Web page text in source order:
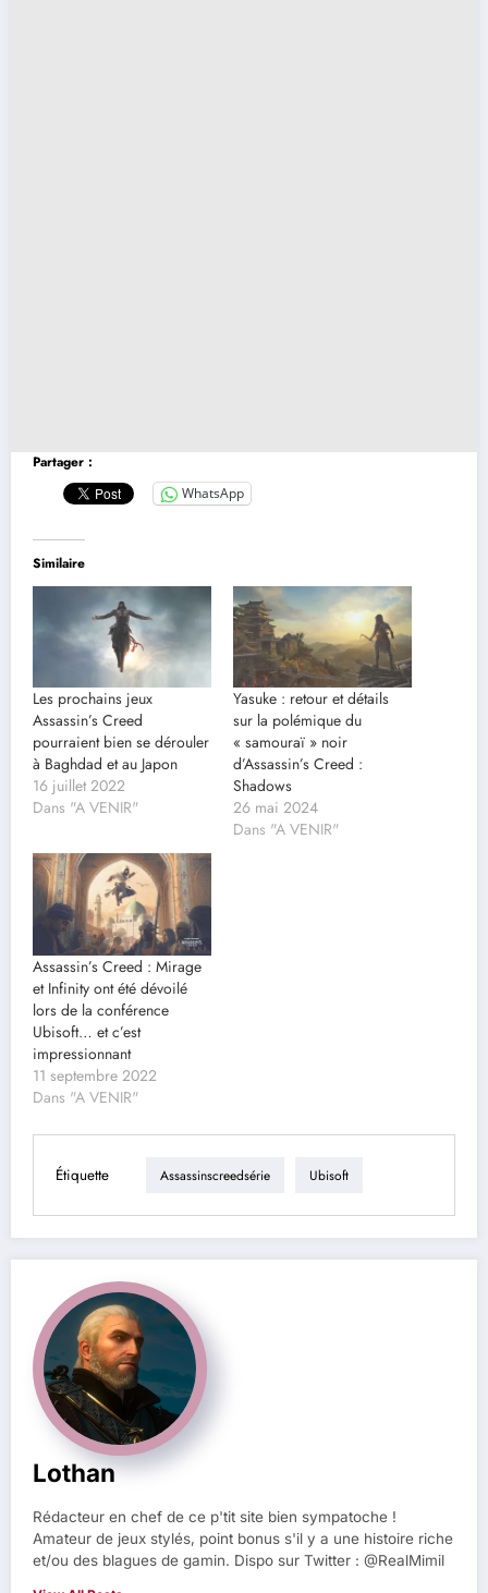
Partager :
WhatsApp
Similaire
Les prochains jeux
Assassin’s Creed
pourraient bien se dérouler
à Baghdad et au Japon
16 juillet 2022
Dans "A VENIR"
Yasuke : retour et détails
sur la polémique du
« samouraï » noir
d’Assassin’s Creed :
Shadows
26 mai 2024
Dans "A VENIR"
Assassin’s Creed : Mirage
et Infinity ont été dévoilé
lors de la conférence
Ubisoft… et c’est
impressionnant
11 septembre 2022
Dans "A VENIR"
Étiquette Assassinscreedsérie Ubisoft
Lothan
Rédacteur en chef de ce p'tit site bien sympatoche !
Amateur de jeux stylés, point bonus s'il y a une histoire riche
et/ou des blagues de gamin. Dispo sur Twitter : @RealMimil